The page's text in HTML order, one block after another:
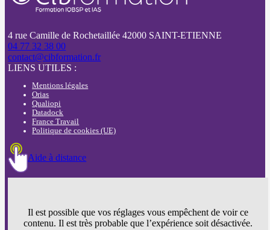
4 rue Camille de Rochetaillée 42000 SAINT-ETIENNE
04 77 32 38 00
contact@cibformation.fr
LIENS UTILES :
Mentions légales
Orias
Qualiopi
Datadock
France Travail
Politique de cookies (UE)
Aide à distance
Il est possible que vos réglages vous empêchent de voir ce
contenu. Il est très probable que l’expérience soit désactivée.